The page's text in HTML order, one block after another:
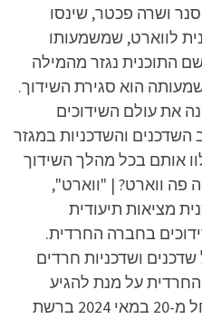
ושרה פכטר, שינסו
לווארט, שמשמעותו
התוכנית נגזר מהמילה
הוא סגירת השידוך.
את עולם השידוכים
והשדכניות במגזר
אותם בכל מהלך השידוך
פה ווארט? | "ווארט",
מציאות תיעודית
בחברה החרדית.
ושדכניות חרדים
על מנת להגיע
לווארט. התוכנית משודרת החל מ-20 במאי 2024 ברשת